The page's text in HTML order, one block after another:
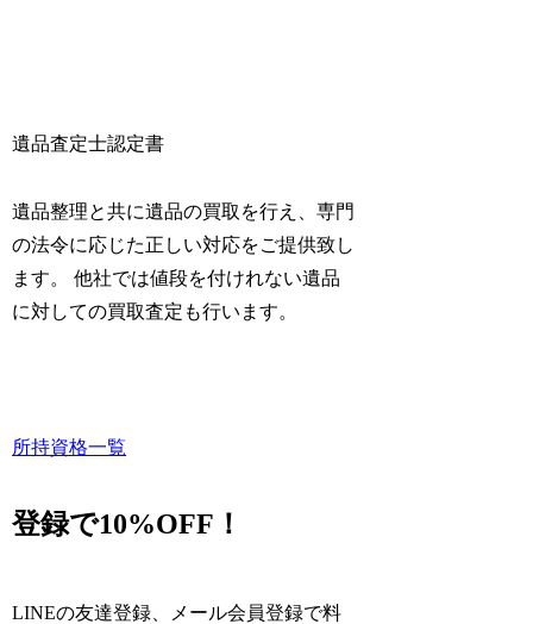
遺品査定士認定書
遺品整理と共に遺品の買取を行え、専門
の法令に応じた正しい対応をご提供致し
ます。 他社では値段を付けれない遺品
に対しての買取査定も行います。
所持資格一覧
登録で10%OFF！
LINEの友達登録、メール会員登録で料